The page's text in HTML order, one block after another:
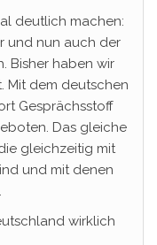
deutlich machen:
und nun auch der
Bisher haben wir
Mit dem deutschen
Gesprächsstoff
Das gleiche
gleichzeitig mit
und mit denen
wirklich